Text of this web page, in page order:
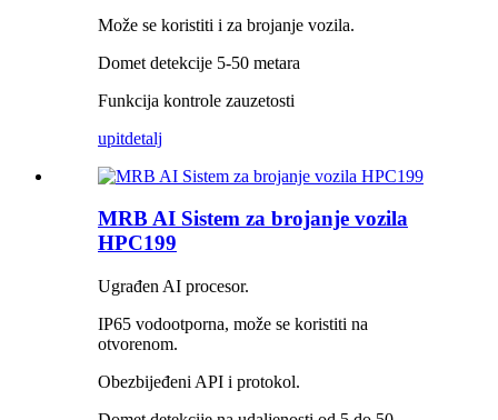
Može se koristiti i za brojanje vozila.
Domet detekcije 5-50 metara
Funkcija kontrole zauzetosti
upitdetalj
MRB AI Sistem za brojanje vozila
HPC199
Ugrađen AI procesor.
IP65 vodootporna, može se koristiti na
otvorenom.
Obezbijeđeni API i protokol.